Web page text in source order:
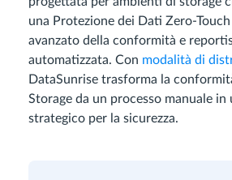
una Protezione dei Dati Zero-
avanzato della conformità e
automatizzata. Con modalità di
DataSunrise trasforma la
Storage da un processo manuale in
strategico per la sicurezza.